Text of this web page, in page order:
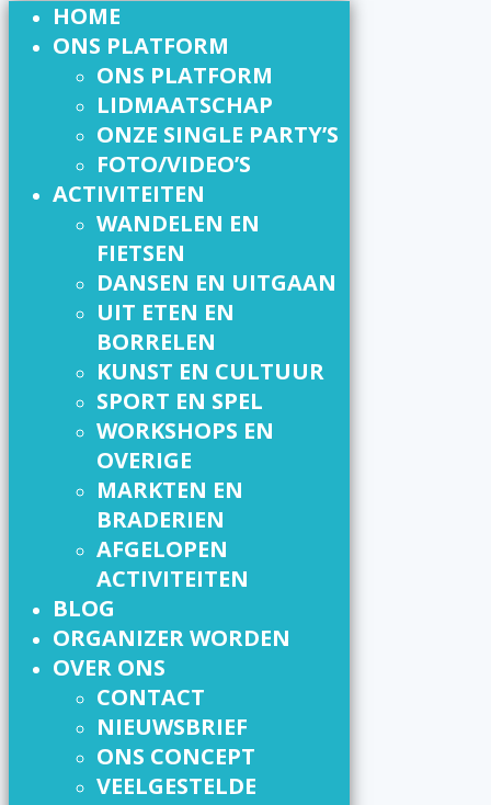
HOME
ONS PLATFORM
ONS PLATFORM
LIDMAATSCHAP
ONZE SINGLE PARTY’S
FOTO/VIDEO’S
ACTIVITEITEN
WANDELEN EN
FIETSEN
DANSEN EN UITGAAN
UIT ETEN EN
BORRELEN
KUNST EN CULTUUR
SPORT EN SPEL
WORKSHOPS EN
OVERIGE
MARKTEN EN
BRADERIEN
AFGELOPEN
ACTIVITEITEN
BLOG
ORGANIZER WORDEN
OVER ONS
CONTACT
NIEUWSBRIEF
ONS CONCEPT
VEELGESTELDE